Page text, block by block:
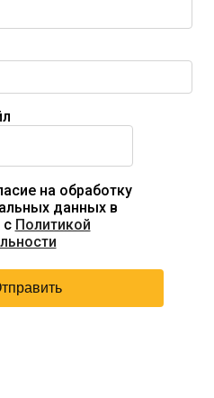
на обработку
данных в
с Политикой